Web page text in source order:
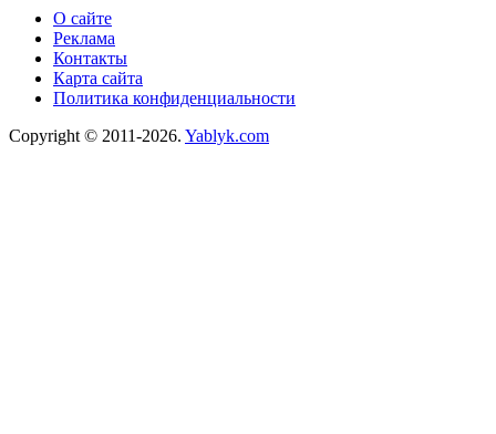
О сайте
Реклама
Контакты
Карта сайта
Политика конфиденциальности
Copyright © 2011-2026. Yablyk.сom